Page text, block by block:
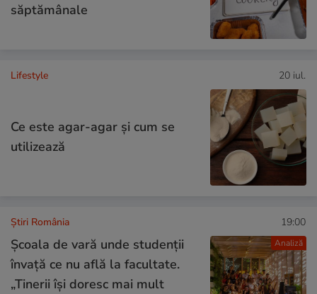
săptămânale
Lifestyle 20 iul.
Ce este agar-agar și cum se
utilizează
Analiză
Știri România 19:00
Școala de vară unde studenții
învață ce nu află la facultate.
„Tinerii își doresc mai mult